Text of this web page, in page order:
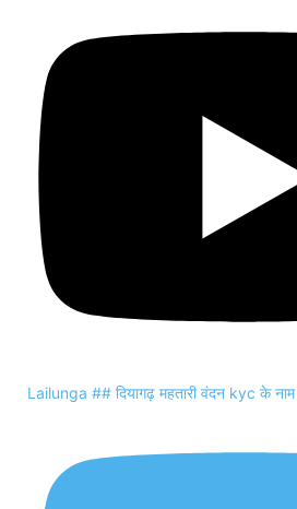
Lailunga ## दियागढ़ महतारी वंदन kyc के नाम